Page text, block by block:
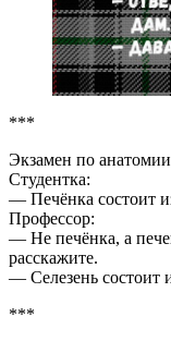
***
Экзамен по
Студентка:
— Печёнка состоит
Профессор:
— Не печёнка, а
расскажите.
— Селезень состоит
***